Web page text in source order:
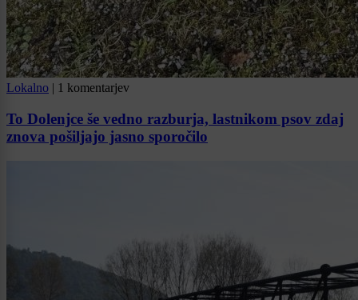
Lokalno 1 komentarjev
To Dolenjce še vedno razburja, lastnikom psov zdaj
znova pošiljajo jasno sporočilo